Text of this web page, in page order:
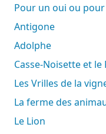
Pour un oui ou
Antigone
Adolphe
Casse-Noisette et
Les Vrilles de la
La ferme des
Le Lion